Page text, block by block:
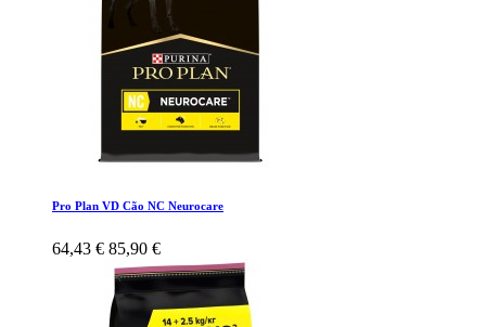
Pro Plan VD Cão NC Neurocare
64,43 € 85,90 €